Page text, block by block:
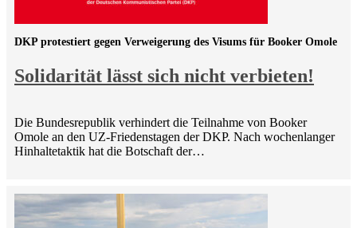
Solidarität lässt sich nicht verbieten!
DKP protestiert gegen Verweigerung des Visums für Booker Omole
Die Bundesrepublik verhindert die Teilnahme von Booker
Omole an den UZ-Friedenstagen der DKP. Nach wochenlanger
Hinhaltetaktik hat die Botschaft der…